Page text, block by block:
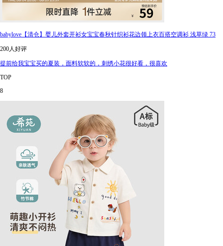
babylove【清仓】婴儿外套开衫女宝宝春秋针织衫花边领上衣百搭空调衫 浅草绿 73
200人好评
提前给我宝宝买的夏装，面料软软的，刺绣小花很好看，很喜欢
TOP
8